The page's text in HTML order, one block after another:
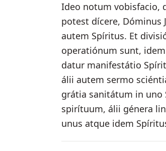
Ideo notum vobisfacio,
potest dícere, Dóminus
autem Spíritus. Et
operatiónum sunt,
datur manifestátio
álii autem sermo
grátia sanitátum in
spirítuum, álii génera
unus atque idem